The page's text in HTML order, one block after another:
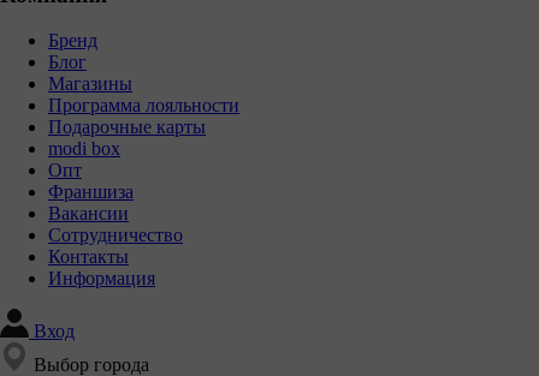
Бренд
Блог
Магазины
Программа лояльности
Подарочные карты
modi box
Опт
Франшиза
Вакансии
Сотрудничество
Контакты
Информация
Вход
Выбор города